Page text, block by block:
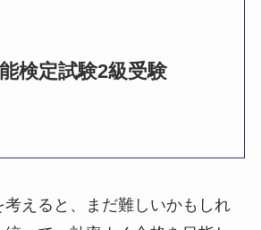
検定試験2級受験
えると、まだ難しいかもしれ